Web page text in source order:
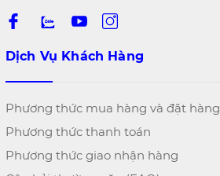
Dịch Vụ Khách Hàng
Phương thức mua hàng và đặt hàng
Phương thức thanh toán
Phương thức giao nhận hàng